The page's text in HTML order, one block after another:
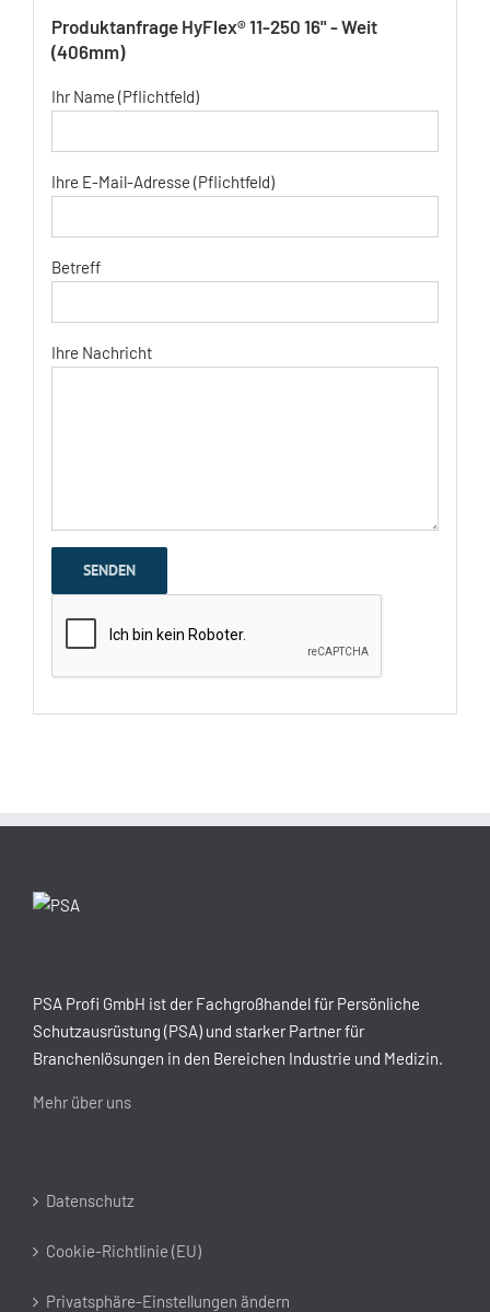
Produktanfrage HyFlex® 11-250 16" - Weit
(406mm)
Ihr Name (Pflichtfeld)
Ihre E-Mail-Adresse (Pflichtfeld)
Betreff
Ihre Nachricht
PSA Profi GmbH ist der Fachgroßhandel für Persönliche
Schutzausrüstung (PSA) und starker Partner für
Branchenlösungen in den Bereichen Industrie und Medizin.
Mehr über uns
Datenschutz
Cookie-Richtlinie (EU)
Privatsphäre-Einstellungen ändern